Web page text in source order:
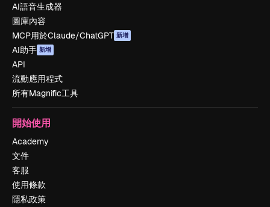
AI語音生成器
圖庫內容
MCP用於Claude/ChatGPT 新增
AI助手 新增
API
流動應用程式
所有Magnific工具
開始使用
Academy
文件
客服
使用條款
隱私政策